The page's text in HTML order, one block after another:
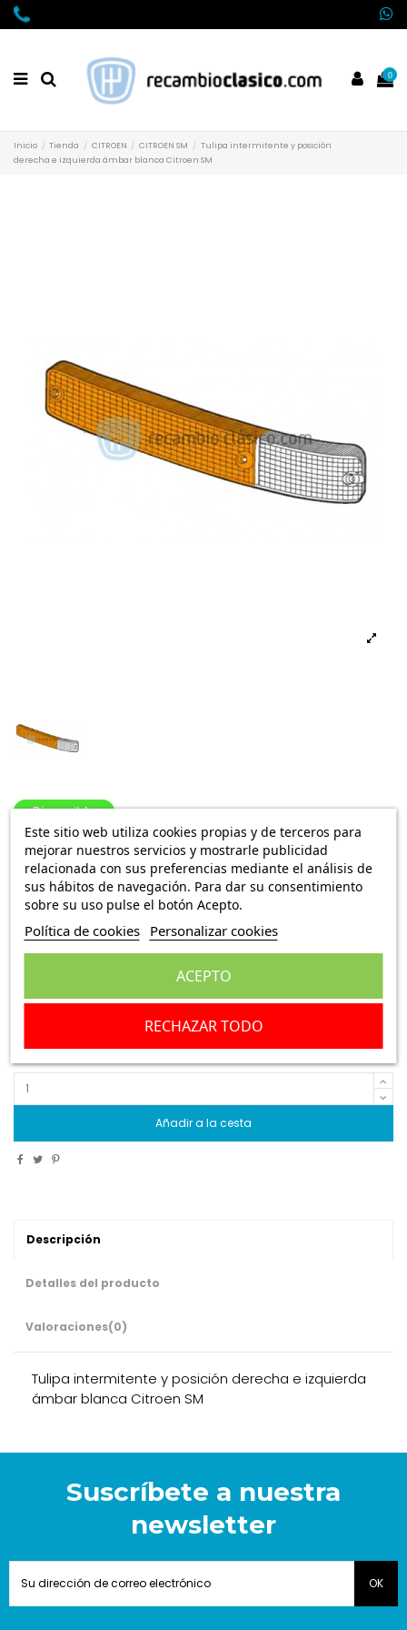
0
Inicio Tienda CITROEN CITROEN SM
Tulipa intermitente y posición
derecha e izquierda ámbar blanca Citroen SM
Disponible
Tulipa intermitente y posición derecha e
izquierda ámbar blanca Citroen SM
Ref.: EURP34029
129,95 € 7,45 €Envío Peninsula
Tulipa intermitente y posición derecha e izquierda
ámbar blanca Citroen SM
Escribe una reseña
Añadir a la cesta
Descripción
Detalles del producto
Valoraciones(0)
Tulipa intermitente y posición derecha e izquierda
ámbar blanca Citroen SM
Suscríbete a nuestra
newsletter
Este sitio web utiliza cookies propias y de terceros para
mejorar nuestros servicios y mostrarle publicidad
relacionada con sus preferencias mediante el análisis de
sus hábitos de navegación. Para dar su consentimiento
sobre su uso pulse el botón Acepto.
Política de cookies Personalizar cookies
RECHAZAR TODO
ACEPTO